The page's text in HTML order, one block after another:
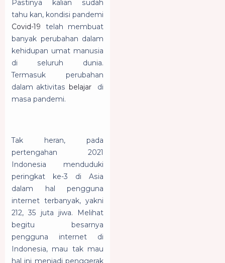
Pastinya kalian sudah
tahu kan, kondisi pandemi
Covid-19 telah membuat
banyak perubahan dalam
kehidupan umat manusia
di seluruh dunia.
Termasuk perubahan
dalam aktivitas belajar
di
masa pandemi.
Tak heran, pada
pertengahan 2021
Indonesia menduduki
peringkat ke-3 di Asia
dalam hal pengguna
internet terbanyak, yakni
212, 35 juta jiwa.
Melihat
begitu besarnya
pengguna internet di
Indonesia, mau tak mau
hal ini menjadi penggerak